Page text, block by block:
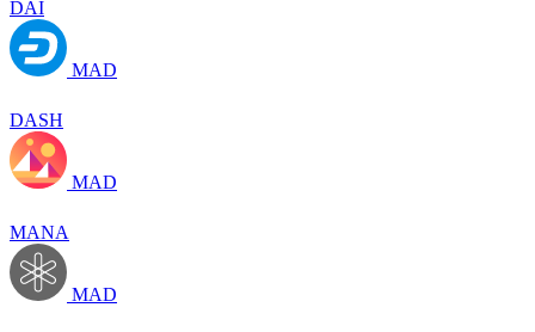
DAI
MAD
DASH
MAD
MANA
MAD